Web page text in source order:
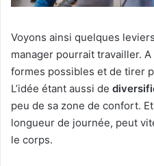
Voyons ainsi quelques
manager pourrait travailler.
formes possibles et de tirer
L’idée étant aussi de
peu de sa zone de confort.
longueur de journée, peut
le corps.